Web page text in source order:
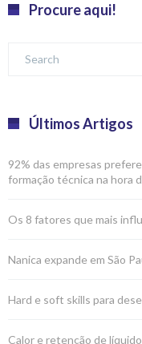
Procure aqui!
Últimos Artigos
92% das empresas
formação técnica na hora
Os 8 fatores que mais
Nanica expande em São
Hard e soft skills para
Calor e retenção de